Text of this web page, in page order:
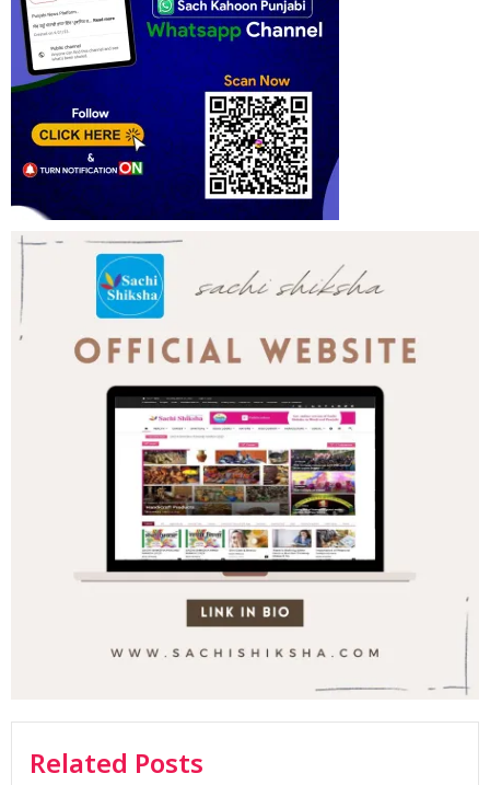
Related Posts